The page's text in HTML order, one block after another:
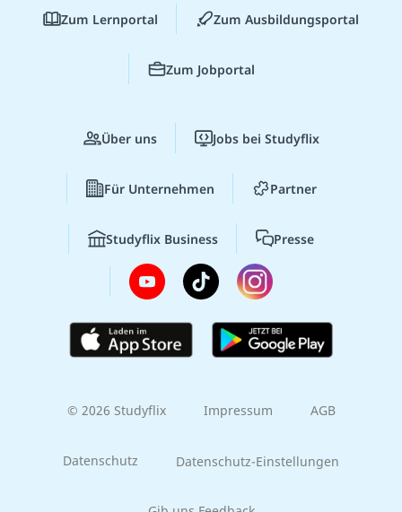
Zum Lernportal Zum Ausbildungsportal
Zum Jobportal
Über uns Jobs bei Studyflix
Für Unternehmen Partner
Studyflix Business Presse
© 2026 Studyflix Impressum AGB
Datenschutz Datenschutz-Einstellungen